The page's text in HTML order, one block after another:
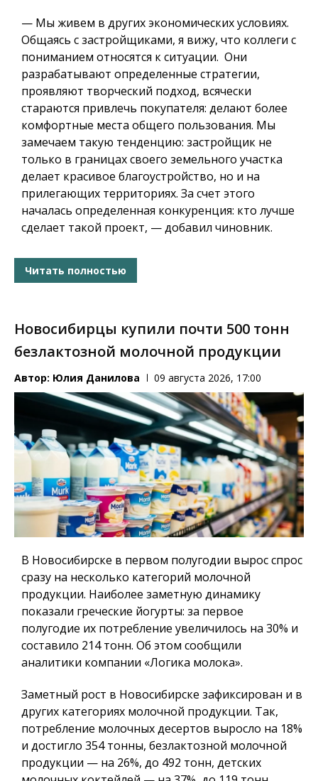
— Мы живем в других экономических условиях.
Общаясь с застройщиками, я вижу, что коллеги с
пониманием относятся к ситуации. Они
разрабатывают определенные стратегии,
проявляют творческий подход, всячески
стараются привлечь покупателя: делают более
комфортные места общего пользования. Мы
замечаем такую тенденцию: застройщик не
только в границах своего земельного участка
делает красивое благоустройство, но и на
прилегающих территориях. За счет этого
началась определенная конкуренция: кто лучше
сделает такой проект, — добавил чиновник.
Читать полностью
Новосибирцы купили почти 500 тонн
безлактозной молочной продукции
Автор: Юлия Данилова 09 августа 2026, 17:00
В Новосибирске в первом полугодии вырос спрос
сразу на несколько категорий молочной
продукции. Наиболее заметную динамику
показали греческие йогурты: за первое
полугодие их потребление увеличилось на 30% и
составило 214 тонн. Об этом сообщили
аналитики компании «Логика молока».
Заметный рост в Новосибирске зафиксирован и в
других категориях молочной продукции. Так,
потребление молочных десертов выросло на 18%
и достигло 354 тонны, безлактозной молочной
продукции — на 26%, до 492 тонн, детских